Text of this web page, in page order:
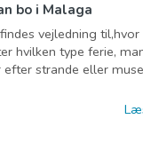
bo i Malaga
vejledning
hvilken type ferie,
strande eller